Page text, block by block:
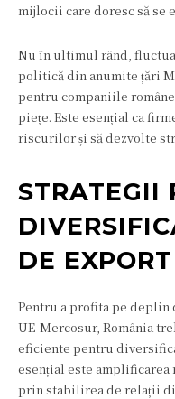
mijlocii care doresc să se
Nu în ultimul rând,
politică din anumite țări
pentru companiile
piețe. Este esențial ca
riscurilor și să dezvolte
STRATEGII
DE EXPORT
Pentru a profita pe
UE-Mercosur, România
eficiente pentru
esențial este
prin stabilirea de relații